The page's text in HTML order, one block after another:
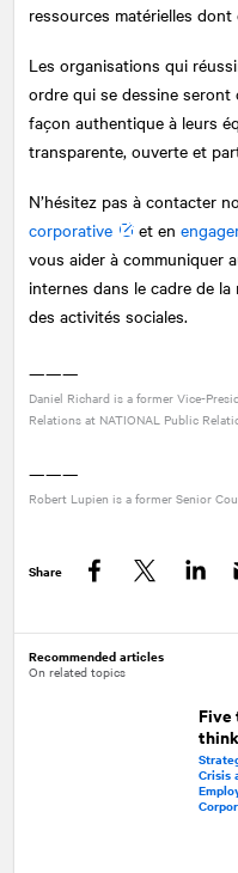
ressources matérielles dont
Les organisations qui
ordre qui se dessine seront
façon authentique à leurs
transparente, ouverte et
N’hésitez pas à contacter
corporative
et en
vous aider à communiquer
internes dans le cadre de
des activités sociales.
———
Daniel Richard is a former Vice-
Relations at NATIONAL Public
———
Robert Lupien is a former Senior
Share
Recommended articles
On related topics
Five
Crisis